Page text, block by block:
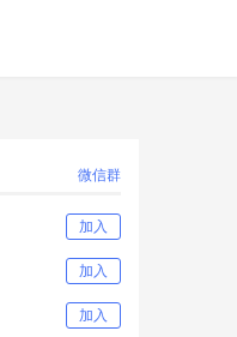
微信群
加入
加入
加入